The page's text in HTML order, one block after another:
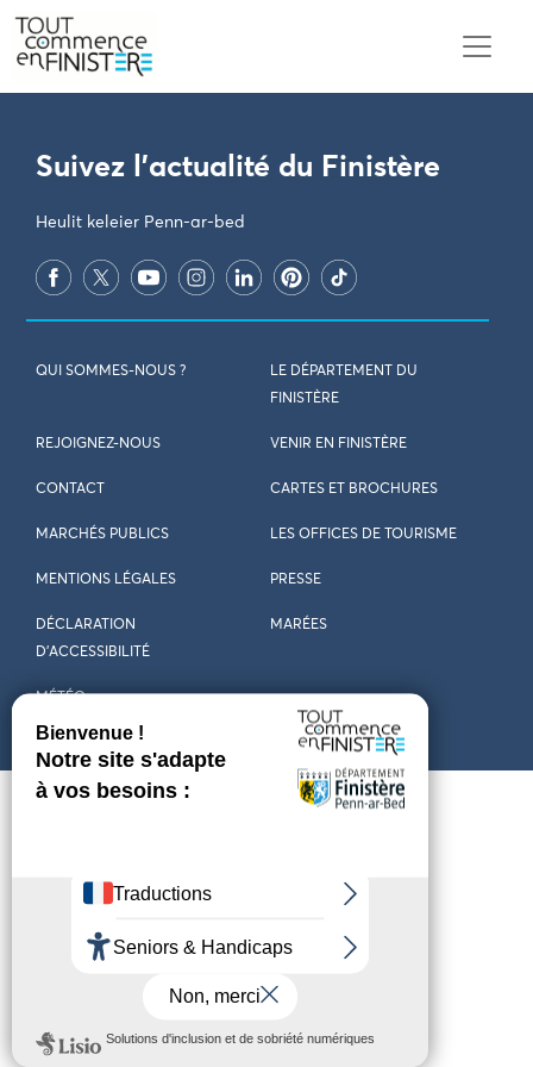
PARAMÈTRES DES COOKIES
Suivez l'actualité du Finistère
Heulit keleier Penn-ar-bed
QUI SOMMES-NOUS ?
LE DÉPARTEMENT DU
FINISTÈRE
REJOIGNEZ-NOUS VENIR EN FINISTÈRE
CONTACT CARTES ET BROCHURES
MARCHÉS PUBLICS LES OFFICES DE TOURISME
MENTIONS LÉGALES PRESSE
DÉCLARATION
D’ACCESSIBILITÉ
MARÉES
MÉTÉO